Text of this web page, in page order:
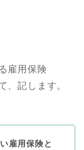
雇用保険
、記します。
雇用保険と